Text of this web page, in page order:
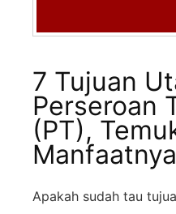
7 Tujuan
Perseroan
(PT),
Apakah sudah tau